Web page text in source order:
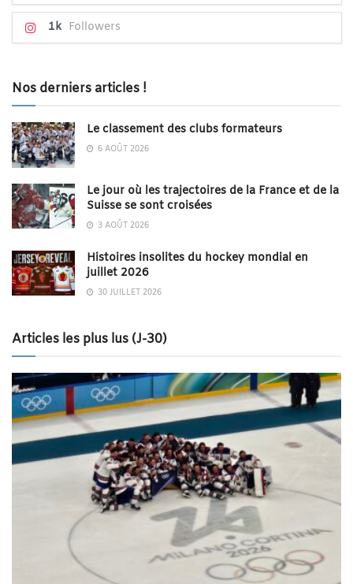
1k Followers
Nos derniers articles !
Le classement des clubs formateurs
6 AOÛT 2026
Le jour où les trajectoires de la France et de la
Suisse se sont croisées
3 AOÛT 2026
Histoires insolites du hockey mondial en
juillet 2026
30 JUILLET 2026
Articles les plus lus (J-30)